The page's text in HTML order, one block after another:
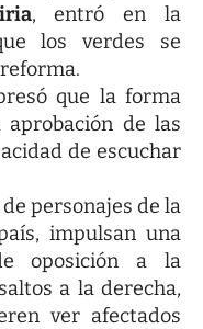
, entró en la
los verdes se
que la forma
de las
de escuchar
personajes de la
impulsan una
oposición a la
a la derecha,
ver afectados